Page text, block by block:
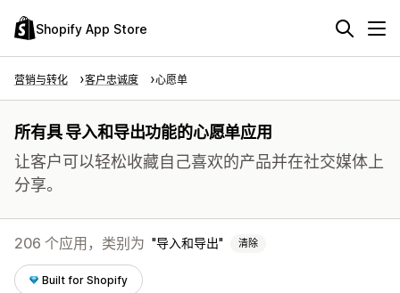
Shopify App Store
营销与转化 客户忠诚度 心愿单
所有具 导入和导出功能的心愿单应用
让客户可以轻松收藏自己喜欢的产品并在社交媒体上
分享。
206 个应用，类别为 导入和导出 清除
Built for Shopify